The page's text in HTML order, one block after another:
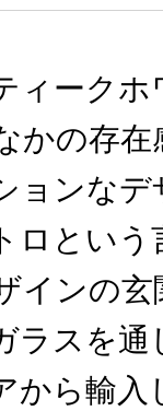
ィークホ
かの存在
ョンなデ
ロという
インの
ラスを通
から輸入